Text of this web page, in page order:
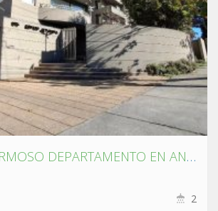
SE VENDE HERMOSO DEPARTAMENTO EN ANDALUÉ ,SAN PEDRO DE LA PAZ.
2